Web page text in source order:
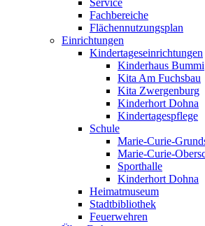
Service
Fachbereiche
Flächennutzungsplan
Einrichtungen
Kindertageseinrichtungen
Kinderhaus Bummi
Kita Am Fuchsbau
Kita Zwergenburg
Kinderhort Dohna
Kindertagespflege
Schule
Marie-Curie-
Marie-Curie-
Sporthalle
Kinderhort Dohna
Heimatmuseum
Stadtbibliothek
Feuerwehren